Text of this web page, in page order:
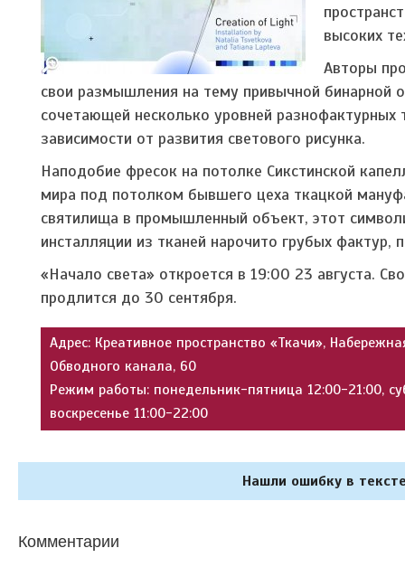
высоких
Авторы
свои размышления на тему привычной бинарной
сочетающей несколько уровней
зависимости от развития светового рисунка.
Наподобие фресок на потолке Сикстинской
мира под потолком бывшего цеха ткацкой
святилища в промышленный объект, этот
инсталляции из тканей нарочито грубых
«Начало света» откроется в 19:00 23 августа.
продлится до 30 сентября.
Адрес: Креативное пространство «Ткачи»,
Обводного канала, 60
Режим работы: понедельник-пятница 12:00-21:00,
воскресенье 11:00-22:00
Нашли ошибку в
Комментарии